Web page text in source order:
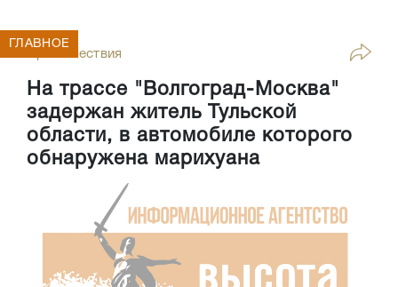
Происшествия
На трассе "Волгоград-Москва"
задержан житель Тульской
области, в автомобиле которого
обнаружена марихуана
ГЛАВНОЕ